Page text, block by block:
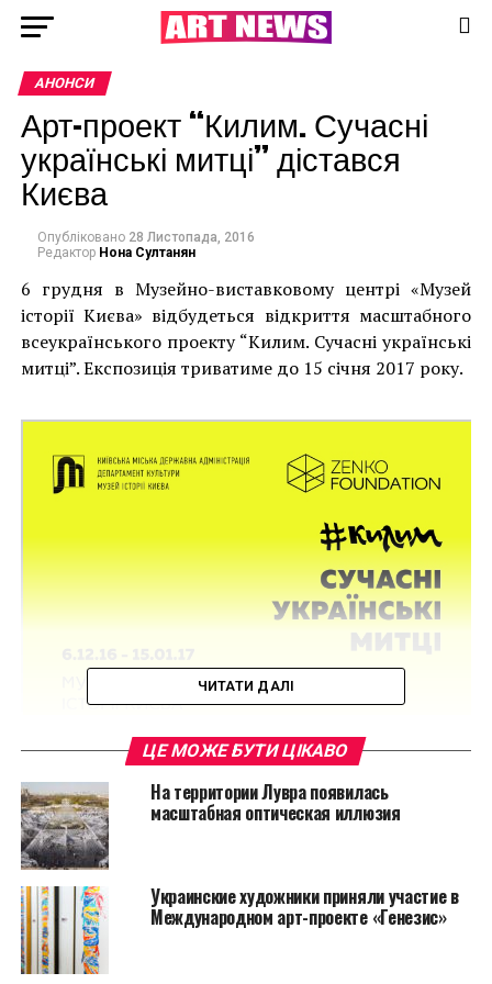
АНОНСИ
Арт-проект “Килим. Сучасні
українські митці” дістався
Києва
Опубліковано 28 Листопада, 2016
Редактор Нона Султанян
6 грудня в Музейно-виставковому центрі «Музей
історії Києва» відбудеться відкриття масштабного
всеукраїнського проекту “Килим. Сучасні українські
митці”. Експозиція триватиме до 15 січня 2017 року.
ЧИТАТИ ДАЛІ
ЦЕ МОЖЕ БУТИ ЦІКАВО
На территории Лувра появилась
масштабная оптическая иллюзия
Украинские художники приняли участие в
Международном арт-проекте «Генезис»